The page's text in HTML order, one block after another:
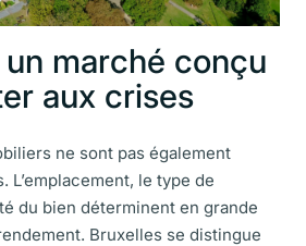
marché conçu
aux crises
ne sont pas également
L’emplacement, le type de
du bien déterminent en grande
Bruxelles se distingue